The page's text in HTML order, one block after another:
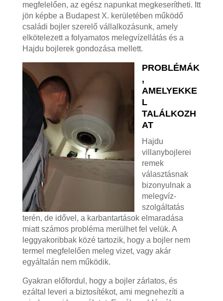
megfelelően, az egész napunkat megkeserítheti. Itt
jön képbe a Budapest X. kerületében működő
családi bojler szerelő vállalkozásunk, amely
elkötelezett a folyamatos melegvízellátás és a
Hajdu bojlerek gondozása mellett.
PROBLÉMÁK
,
AMELYEKKE
L
TALÁLKOZH
AT
Hajdu
villanybojlerei
remek
választásnak
bizonyulnak a
melegvíz-
szolgáltatás
terén, de idővel, a karbantartások elmaradása
miatt számos probléma merülhet fel velük. A
leggyakoribbak közé tartozik, hogy a bojler nem
termel megfelelően meleg vizet, vagy akár
egyáltalán nem működik.
Gyakran előfordul, hogy a bojler zárlatos, és
ezáltal leveri a biztosítékot, ami megnehezíti a